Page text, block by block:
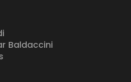
Baldaccini